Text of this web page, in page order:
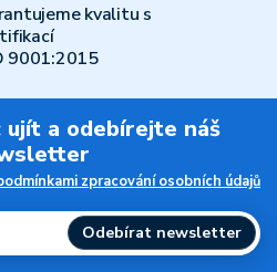
kvalitu s
9001:2015
ujít a odebírejte náš
zpracování osobních údajů
Odebírat newsletter